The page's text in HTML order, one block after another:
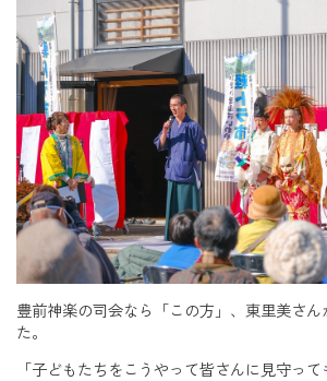
豊前神楽の司会なら「この方」、東里美さん
た。
「子どもたちをこうやって皆さんに見守っ